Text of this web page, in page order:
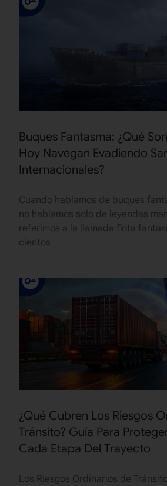
Buques Fantasma: ¿Qué
Hoy Navegan Evadiendo
Internacionales?
Cuando hablamos de buques
no hablamos solo de leyendas
referimos a la llamada flota
cientos
¿Qué Cubren Los Riesgos
Tránsito? Guía Para
Cada Etapa Del Trayecto
Los Riesgos Ordinarios de